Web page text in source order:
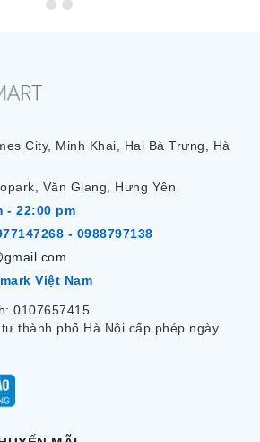
City, Minh Khai, Hai Bà Trưng, Hà
Văn Giang, Hưng Yên
- 22:00 pm
- 0988797138
Việt Nam
0107657415
thành phố Hà Nội cấp phép ngày